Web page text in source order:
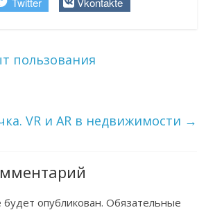
пользования
VR и AR в недвижимости →
опубликован. Обязательные